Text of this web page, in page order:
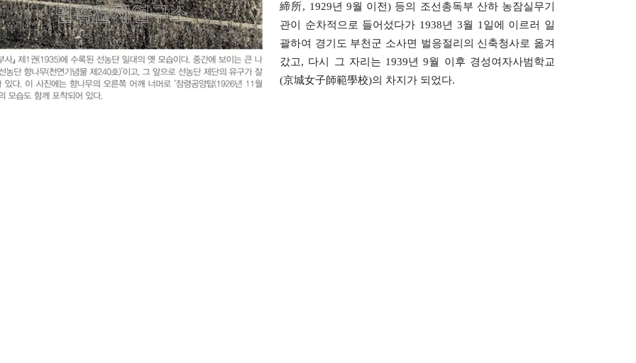
締所, 1929년 9월 이전) 등의 조선총독부 산하 농잠실무기
관이 순차적으로 들어섰다가 1938년 3월 1일에 이르러 일
괄하여 경기도 부천군 소사면 벌응절리의 신축청사로 옮겨
갔고, 다시 그 자리는 1939년 9월 이후 경성여자사범학교
(京城女子師範學校)의 차지가 되었다.